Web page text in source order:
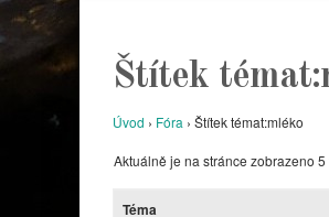
Štítek
Úvod › Fóra › Štítek témat:mléko
Aktuálně je na stránce zobrazeno
Téma